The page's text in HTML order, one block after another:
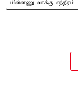
மின்னணு வாக்கு எந்திரம்